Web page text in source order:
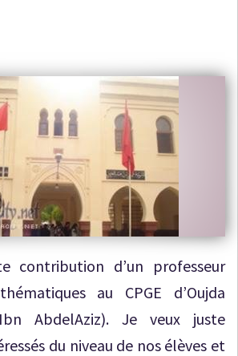
contribution d’un professeur
au CPGE d’Oujda
AbdelAziz). Je veux juste
du niveau de nos élèves et